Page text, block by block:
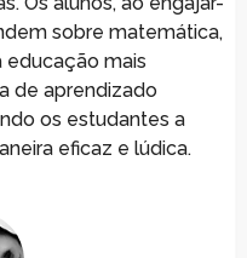
sobre matemática,
educação mais
de aprendizado
os estudantes a
eficaz e lúdica.